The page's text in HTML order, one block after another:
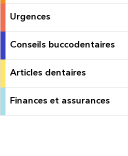
Urgences
Conseils buccodentaires
Articles dentaires
Finances et assurances